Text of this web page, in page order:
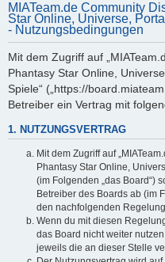
MIATeam.de Community
Star Online, Universe,
- Nutzungsbedingungen
Mit dem Zugriff auf
Phantasy Star Online,
Spiele“ („https://
Betreiber ein Vertrag mit
1. NUTZUNGSVERTRAG
Mit dem Zugriff auf
Phantasy Star Online,
(im Folgenden „das Board“)
Betreiber des Boards ab (im
den nachfolgenden
Wenn du mit diesen
das Board nicht weiter
jeweils die an dieser Stelle